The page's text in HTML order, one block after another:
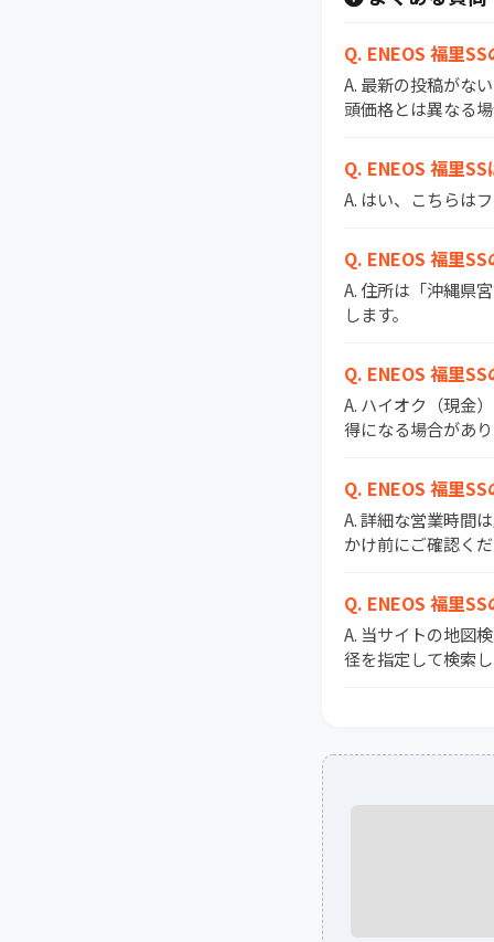
Q. ENEOS 福里
A. 最新の投稿がな
頭価格とは異なる場
Q. ENEOS 福里
A. はい、こちらは
Q. ENEOS 福里
A. 住所は「沖縄県
します。
Q. ENEOS 福里
A. ハイオク（現金
得になる場合があ
Q. ENEOS 福里
A. 詳細な営業時間
かけ前にご確認くだ
Q. ENEOS 福里
A. 当サイトの地図
径を指定して検索